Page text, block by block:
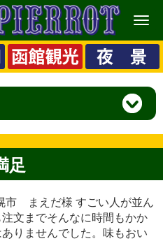
メ
ニ
ュ
ー
足
まえだ様 すごい人が並ん
文までそんなに時間もかか
りませんでした。味もおい